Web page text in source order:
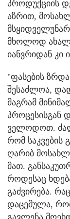
პროდუქციის
აზრით,
მხოლოდ ახალ
იანვრიდან კი
"ფასების
შესაძლოა,
მაგრამ
პროცესისგან
ველოდოთ.
რომ საკვების
ღარიბ
მათ.
როდესაც
გაძვირება.
დაცემულა,